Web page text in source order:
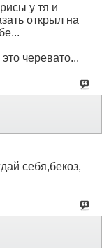
у тя и
открыл на
черевато...
себя,бекоз,